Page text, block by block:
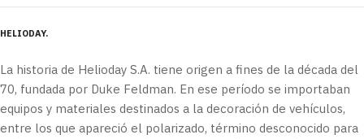
HELIODAY
La historia de Helioday S.A. tiene origen a fines de la década del
70, fundada por Duke Feldman. En ese período se importaban
equipos y materiales destinados a la decoración de vehículos,
entre los que apareció el polarizado, término desconocido para